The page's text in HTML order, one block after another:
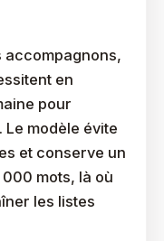
accompagnons,
en
pour
modèle évite
et conserve un
mots, là où
les listes